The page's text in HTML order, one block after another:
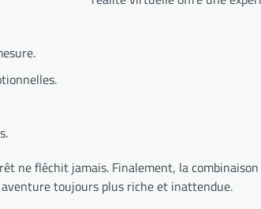
ne fléchit jamais. Finalement, la
toujours plus riche et inattendue.